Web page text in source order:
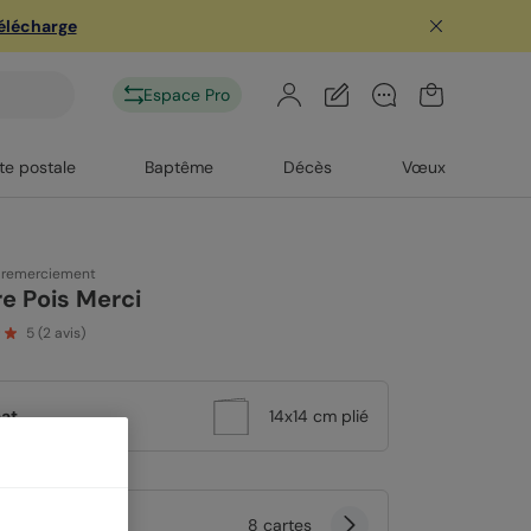
Espace Pro
postale Baptême Décès Vœux
Pois Merci
5(2 avis)
14x14 cm plié
8 cartes